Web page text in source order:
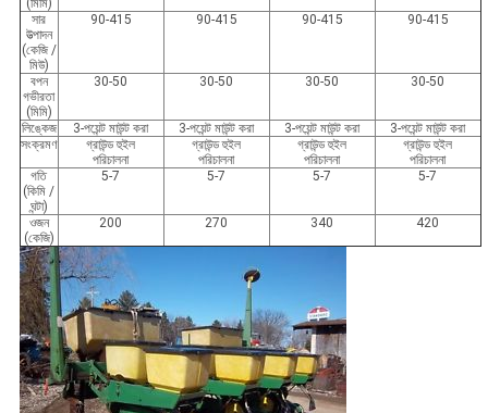
(মিমি)
সার
উত্পাদন
(কেজি /
মিউ)
90-415 90-415 90-415 90-415
বপন
গভীরতা
(মিমি)
30-50 30-50 30-50 30-50
লিঙ্কেজ 3-পয়েন্ট মাউন্ট করা 3-পয়েন্ট মাউন্ট করা 3-পয়েন্ট মাউন্ট করা
3-পয়েন্ট মাউন্ট করা
সংক্রমণ
গ্রাউন্ড হুইল
পরিচালনা
গ্রাউন্ড হুইল
পরিচালনা
গ্রাউন্ড হুইল
পরিচালনা
গ্রাউন্ড হুইল
পরিচালনা
গতি
(কিমি /
ঘন্টা)
5-7 5-7 5-7 5-7
ওজন
(কেজি)
200 270 340 420